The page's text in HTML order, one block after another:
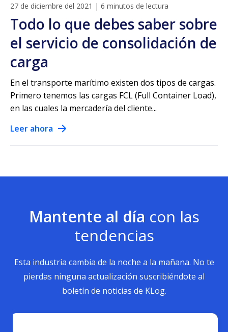
27 de diciembre del 2021 | 6 minutos de lectura
Todo lo que debes saber sobre
el servicio de consolidación de
carga
En el transporte marítimo existen dos tipos de cargas.
Primero tenemos las cargas FCL (Full Container Load),
en las cuales la mercadería del cliente...
Leer ahora
Mantente al día con las
tendencias
Esta industria cambia de la noche a la mañana. No te
pierdas ninguna actualización suscribiéndote al
boletín de noticias de KLog.